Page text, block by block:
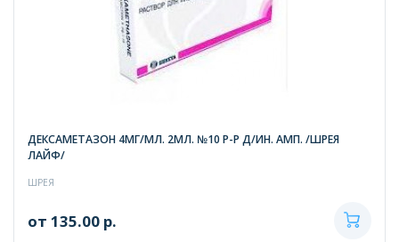
ДЕКСАМЕТАЗОН 4МГ/МЛ. 2МЛ. №10 Р-Р Д/ИН. АМП. /ШРЕЯ
ЛАЙФ/
ШРЕЯ
от 135.00 р.